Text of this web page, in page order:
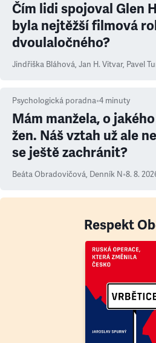
Čím lidi spojoval Glen
byla nejtěžší filmová
dvoulaločného?
Jindřiška Bláhová, Jan H. Vitvar, Pavel
Psychologická poradna•4 minuty
Mám manžela, o
žen. Náš vztah už ale
se ještě zachránit?
Beáta Obradovičová, Denník N•8. 8.
Respekt